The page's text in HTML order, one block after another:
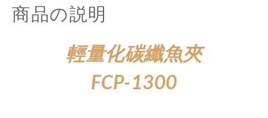
商品の説明
輕量化碳纖魚夾
FCP-1300